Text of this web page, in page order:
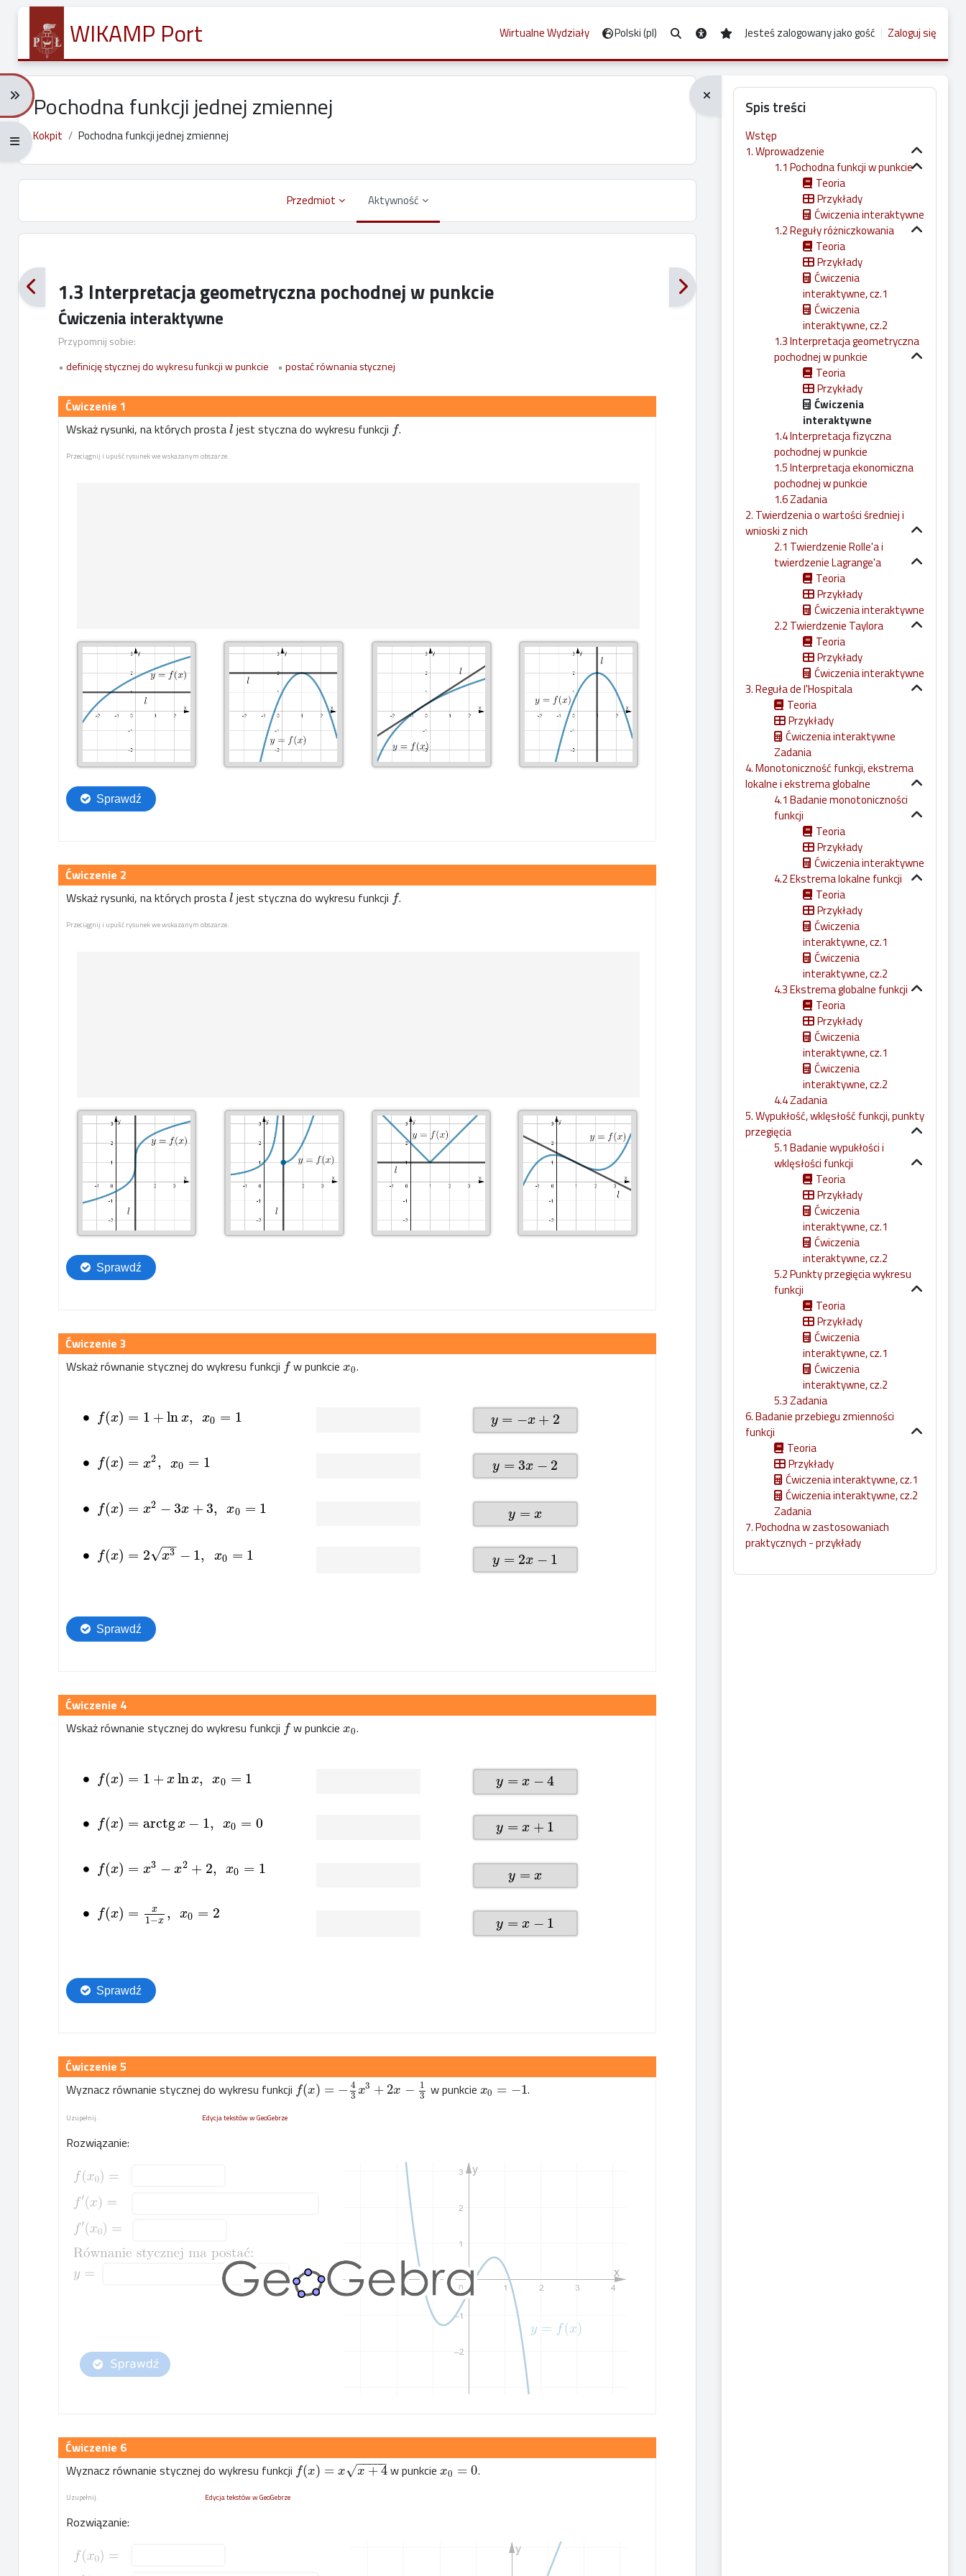
WIKAMP Port Wirtualne Wydziały Polski ‎(pl)‎ Przełącznik wyszukiwarkiJesteś zalogowany jako gość Zaloguj się
Bloki
Spis treści
Wstęp
1. Wprowadzenie
1.1 Pochodna funkcji w punkcie
Teoria
Przykłady
Ćwiczenia interaktywne
1.2 Reguły różniczkowania
Teoria
Przykłady
Ćwiczenia
interaktywne, cz.1
Ćwiczenia
interaktywne, cz.2
1.3 Interpretacja geometryczna
pochodnej w punkcie
Teoria
Przykłady
Ćwiczenia
interaktywne
1.4 Interpretacja fizyczna
pochodnej w punkcie
1.5 Interpretacja ekonomiczna
pochodnej w punkcie
1.6 Zadania
2. Twierdzenia o wartości średniej i
wnioski z nich
2.1 Twierdzenie Rolle'a i
twierdzenie Lagrange'a
Teoria
Przykłady
Ćwiczenia interaktywne
2.2 Twierdzenie Taylora
Teoria
Przykłady
Ćwiczenia interaktywne
3. Reguła de l'Hospitala
Teoria
Przykłady
Ćwiczenia interaktywne
Zadania
4. Monotoniczność funkcji, ekstrema
lokalne i ekstrema globalne
4.1 Badanie monotoniczności
funkcji
Teoria
Przykłady
Ćwiczenia interaktywne
4.2 Ekstrema lokalne funkcji
Teoria
Przykłady
Ćwiczenia
interaktywne, cz.1
Ćwiczenia
interaktywne, cz.2
4.3 Ekstrema globalne funkcji
Teoria
Przykłady
Ćwiczenia
interaktywne, cz.1
Ćwiczenia
interaktywne, cz.2
4.4 Zadania
5. Wypukłość, wklęsłość funkcji, punkty
przegięcia
5.1 Badanie wypukłości i
wklęsłości funkcji
Teoria
Przykłady
Ćwiczenia
interaktywne, cz.1
Ćwiczenia
interaktywne, cz.2
5.2 Punkty przegięcia wykresu
funkcji
Teoria
Przykłady
Ćwiczenia
interaktywne, cz.1
Ćwiczenia
interaktywne, cz.2
5.3 Zadania
6. Badanie przebiegu zmienności
funkcji
Teoria
Przykłady
Ćwiczenia interaktywne, cz.1
Ćwiczenia interaktywne, cz.2
Zadania
7. Pochodna w zastosowaniach
praktycznych - przykłady
Pochodna funkcji jednej zmiennej
Kokpit Pochodna funkcji jednej zmiennej
Przedmiot Aktywność
1.3 Interpretacja geometryczna pochodnej w punkcie
Ćwiczenia interaktywne
Przypomnij sobie:
• definicję stycznej do wykresu funkcji w punkcie • postać równania stycznej
1
Wskaż rysunki, na których prosta l jest styczna do wykresu funkcji f.
Przeciągnij i upuść rysunek we wskazanym obszarze.
2
Wskaż rysunki, na których prosta l jest styczna do wykresu funkcji f.
Przeciągnij i upuść rysunek we wskazanym obszarze.
3
Wskaż równanie stycznej do wykresu funkcji f w punkciex0.
4
Wskaż równanie stycznej do wykresu funkcji f w punkciex0.
5
Wyznacz równanie stycznej do wykresu funkcji f(x) = − 4
3 x3 + 2x − 1
3 w punkcie x0 = −1.
Uzupełnij. Edycja tekstów w GeoGebrze
Rozwiązanie:
6
Wyznacz równanie stycznej do wykresu funkcji f(x) = x x +4
− −
−−−
√ w punkciex0 = 0.
Uzupełnij. Edycja tekstów w GeoGebrze
Rozwiązanie:
Rozwiń menu nawigacji: Ctrl + Alt + →
Rozwiń menu pełnoekranowe: Ctrl + Alt + f